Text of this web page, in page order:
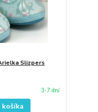
Slizpers
3-7 dní